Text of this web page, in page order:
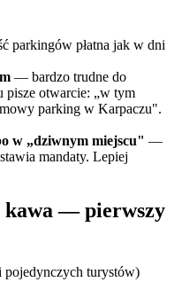
parkingów płatna jak w dni
— bardzo trudne do
pisze otwarcie: „w tym
parking w Karpaczu".
w „dziwnym miejscu" —
mandaty. Lepiej
kawa — pierwszy
pojedynczych turystów)